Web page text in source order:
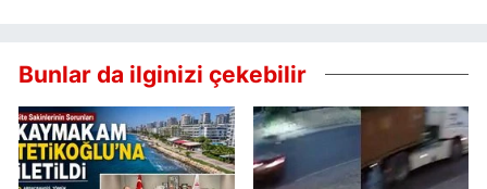
Bunlar da ilginizi çekebilir